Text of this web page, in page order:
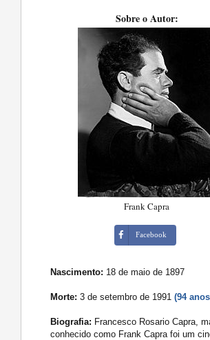
Sobre o Autor:
Frank Capra
Facebook
Nascimento: 18 de maio de 1897
Morte: 3 de setembro de 1991(94
Biografia: Francesco Rosario Capra,
conhecido como Frank Capra foi um